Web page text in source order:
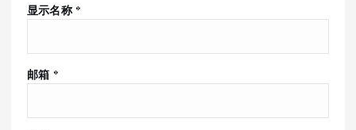
显示名称 *
邮箱 *